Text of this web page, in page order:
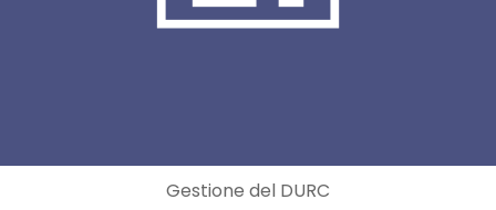
Gestione del DURC